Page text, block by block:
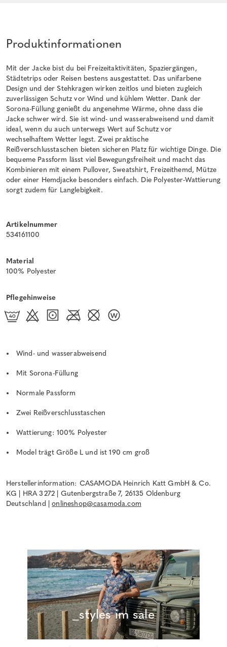
Produktinformationen
Mit der Jacke bist du bei Freizeitaktivitäten, Spaziergängen,
Städtetrips oder Reisen bestens ausgestattet. Das unifarbene
Design und der Stehkragen wirken zeitlos und bieten zugleich
zuverlässigen Schutz vor Wind und kühlem Wetter. Dank der
Sorona-Füllung genießt du angenehme Wärme, ohne dass die
Jacke schwer wird. Sie ist wind- und wasserabweisend und damit
ideal, wenn du auch unterwegs Wert auf Schutz vor
wechselhaftem Wetter legst. Zwei praktische
Reißverschlusstaschen bieten sicheren Platz für wichtige Dinge. Die
bequeme Passform lässt viel Bewegungsfreiheit und macht das
Kombinieren mit einem Pullover, Sweatshirt, Freizeithemd, Mütze
oder einer Hemdjacke besonders einfach. Die Polyester-Wattierung
sorgt zudem für Langlebigkeit.
Artikelnummer
534161100
Material
100% Polyester
Pflegehinweise
Wind- und wasserabweisend
Mit Sorona-Füllung
Normale Passform
Zwei Reißverschlusstaschen
Wattierung: 100% Polyester
Model trägt Größe L und ist 190 cm groß
Herstellerinformation: CASAMODA Heinrich Katt GmbH & Co.
KG | HRA 3272 | Gutenbergstraße 7, 26135 Oldenburg
Deutschland |onlineshop@casamoda.com
_styles im sale